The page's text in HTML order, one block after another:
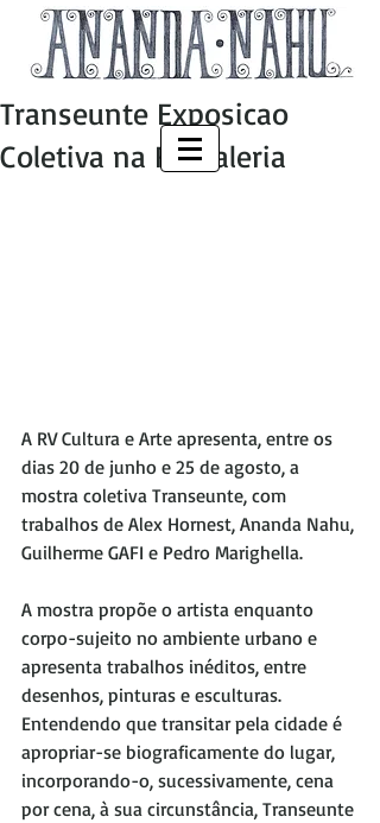
Transeunte Exposicao
Coletiva na RV Galeria
A RV Cultura e Arte apresenta, entre os
dias 20 de junho e 25 de agosto, a
mostra coletiva Transeunte, com
trabalhos de Alex Hornest, Ananda Nahu,
Guilherme GAFI e Pedro Marighella.
A mostra propõe o artista enquanto
corpo-sujeito no ambiente urbano e
apresenta trabalhos inéditos, entre
desenhos, pinturas e esculturas.
Entendendo que transitar pela cidade é
apropriar-se biograficamente do lugar,
incorporando-o, sucessivamente, cena
por cena, à sua circunstância, Transeunte